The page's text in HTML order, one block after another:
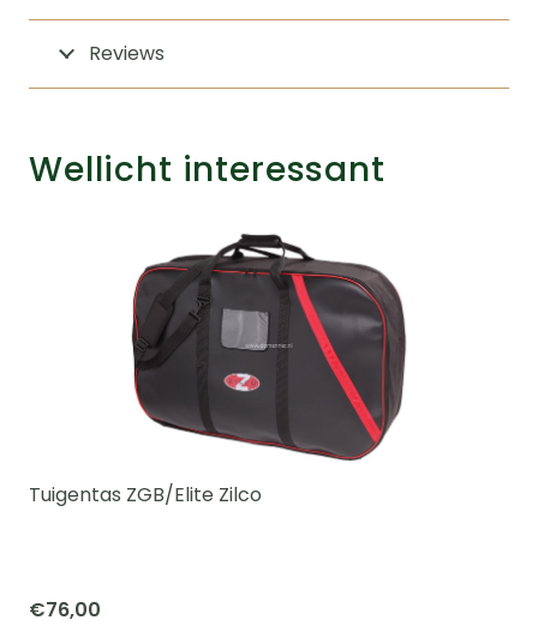
Reviews
Wellicht interessant
Tuigentas ZGB/Elite Zilco
€76,00